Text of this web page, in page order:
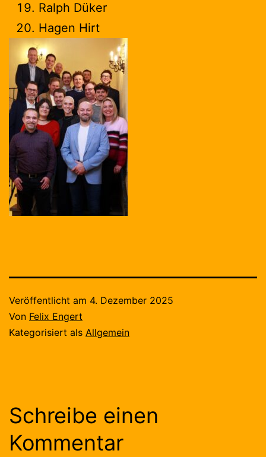
Ralph Düker
Hagen Hirt
Veröffentlicht am 4. Dezember 2025
Von Felix Engert
Kategorisiert als Allgemein
Schreibe einen
Kommentar